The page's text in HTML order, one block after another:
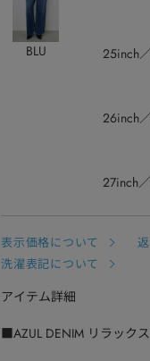
BLU 25inch
26inch
27inch
表示価格について
洗濯表記について
アイテム詳細
■AZUL DENIM リラック